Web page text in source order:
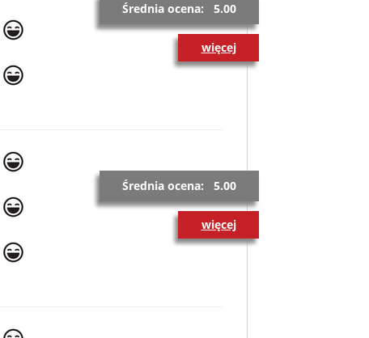
Średnia ocena: 5.00
więcej
Średnia ocena: 5.00
więcej